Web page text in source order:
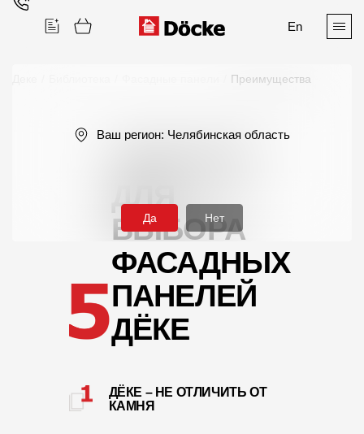
En
Поиск
Продукция
Фасадные материалы
Фасадная плитка
Преимущества
ДЛЯ
ВЫБОРА
ФАСАДНЫХ
ПАНЕЛЕЙ
ДЁКЕ
ДЁКЕ – НЕ ОТЛИЧИТЬ ОТ
КАМНЯ
Ваш регион: Челябинская область
Да Нет